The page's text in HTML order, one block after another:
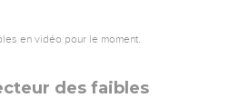
en vidéo pour le moment.
des faibles